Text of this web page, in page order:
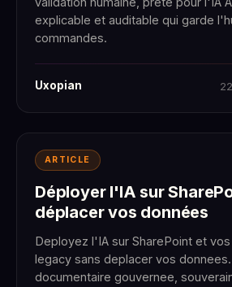
explicable et auditable qui garde
commandes.
Uxopian
ARTICLE
Déployer l'IA sur
déplacer vos données
Deployez l'IA sur SharePoint et
legacy sans deplacer vos
documentaire gouvernee,